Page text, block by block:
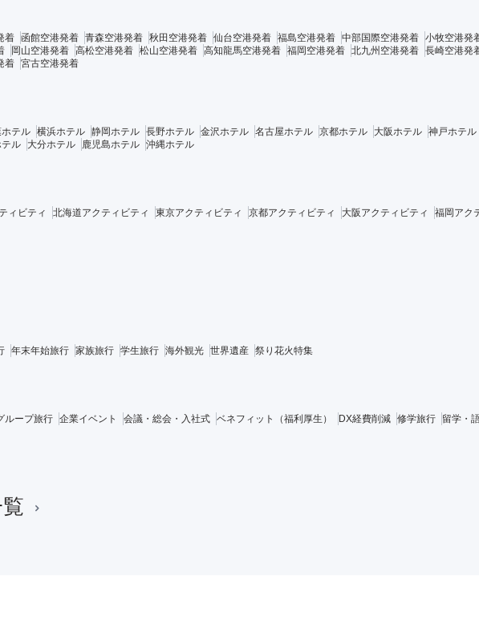
着 函館空港発着 青森空港発着 秋田空港発着 仙台空港発着 福島空港発着 中部国際空港発着 小牧空港発
岡山空港発着 高松空港発着 松山空港発着 高知龍馬空港発着 福岡空港発着 北九州空港発着 長崎空港発
着 宮古空港発着
テル 横浜ホテル 静岡ホテル 長野ホテル 金沢ホテル 名古屋ホテル 京都ホテル 大阪ホテル 神戸ホテル
ル 大分ホテル 鹿児島ホテル 沖縄ホテル
ィビティ 北海道アクティビティ 東京アクティビティ 京都アクティビティ 大阪アクティビティ 福岡アク
年末年始旅行 家族旅行 学生旅行 海外観光 世界遺産 祭り花火特集
ループ旅行 企業イベント 会議・総会・入社式 ベネフィット（福利厚生） DX経費削減 修学旅行 留学・